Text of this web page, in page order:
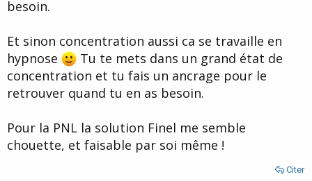
besoin.
Et sinon concentration aussi ca se travaille en
hypnose
Tu te mets dans un grand état de
concentration et tu fais un ancrage pour le
retrouver quand tu en as besoin.
Pour la PNL la solution Finel me semble
chouette, et faisable par soi même !
Citer